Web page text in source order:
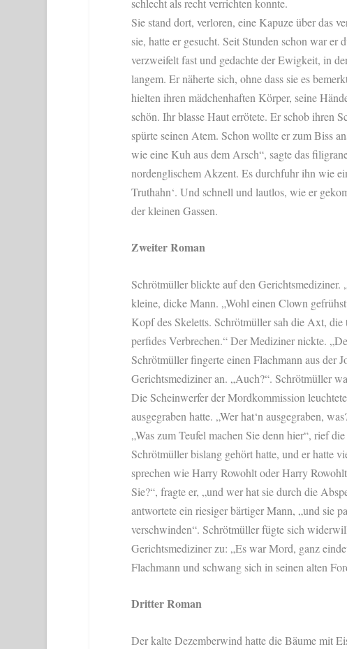
Sie stand dort, verloren, eine Kapuze über das
sie, hatte er gesucht. Seit Stunden schon war
verzweifelt fast und gedachte der Ewigkeit, in
langem. Er näherte sich, ohne dass sie es
hielten ihren mädchenhaften Körper, seine
schön. Ihr blasse Haut errötete. Er schob ihren
spürte seinen Atem. Schon wollte er zum Biss
wie eine Kuh aus dem Arsch“, sagte das
nordenglischem Akzent. Es durchfuhr ihn wie
Truthahn‘. Und schnell und lautlos, wie er
der kleinen Gassen.
Zweiter Roman
Schrötmüller blickte auf den Gerichtsmediziner.
kleine, dicke Mann. „Wohl einen Clown
Kopf des Skeletts. Schrötmüller sah die Axt,
perfides Verbrechen.“ Der Mediziner nickte.
Schrötmüller fingerte einen Flachmann aus der
Gerichtsmediziner an. „Auch?“. Schrötmüller
Die Scheinwerfer der Mordkommission
ausgegraben hatte. „Wer hat‘n ausgegraben,
„Was zum Teufel machen Sie denn hier“, rief
Schrötmüller bislang gehört hatte, und er hatte
sprechen wie Harry Rowohlt oder Harry
Sie?“, fragte er, „und wer hat sie durch die
antwortete ein riesiger bärtiger Mann, „und sie
verschwinden“. Schrötmüller fügte sich
Gerichtsmediziner zu: „Es war Mord, ganz
Flachmann und schwang sich in seinen alten
Dritter Roman
Der kalte Dezemberwind hatte die Bäume mit